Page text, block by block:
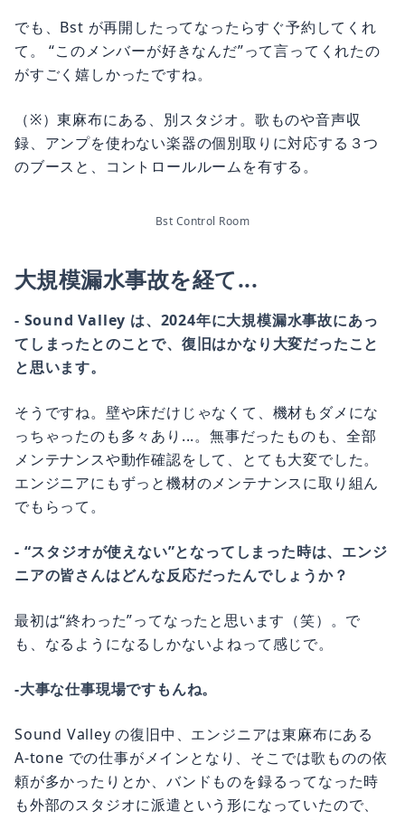
でも、Bst が再開したってなったらすぐ予約してくれ
て。 “このメンバーが好きなんだ”って言ってくれたの
がすごく嬉しかったですね。
（※）東麻布にある、別スタジオ。歌ものや音声収
録、アンプを使わない楽器の個別取りに対応する３つ
のブースと、コントロールルームを有する。
Bst Control Room
大規模漏水事故を経て...
- Sound Valley は、2024年に大規模漏水事故にあっ
てしまったとのことで、復旧はかなり大変だったこと
と思います。
そうですね。壁や床だけじゃなくて、機材もダメにな
っちゃったのも多々あり...。無事だったものも、全部
メンテナンスや動作確認をして、とても大変でした。
エンジニアにもずっと機材のメンテナンスに取り組ん
でもらって。
- “スタジオが使えない”となってしまった時は、エンジ
ニアの皆さんはどんな反応だったんでしょうか？
最初は“終わった”ってなったと思います（笑）。で
も、なるようになるしかないよねって感じで。
-大事な仕事現場ですもんね。
Sound Valley の復旧中、エンジニアは東麻布にある
A-tone での仕事がメインとなり、そこでは歌ものの依
頼が多かったりとか、バンドものを録るってなった時
も外部のスタジオに派遣という形になっていたので、